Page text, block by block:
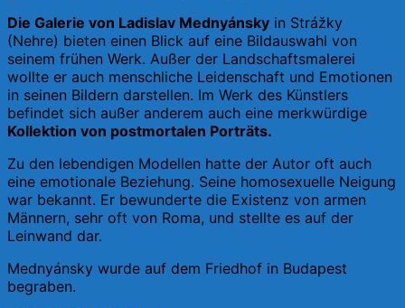
Die Galerie von Ladislav Mednyánsky in Strážky
(Nehre) bieten einen Blick auf eine Bildauswahl von
seinem frühen Werk. Außer der Landschaftsmalerei
wollte er auch menschliche Leidenschaft und Emotionen
in seinen Bildern darstellen. Im Werk des Künstlers
befindet sich außer anderem auch eine merkwürdige
Kollektion von postmortalen Porträts.
Zu den lebendigen Modellen hatte der Autor oft auch
eine emotionale Beziehung. Seine homosexuelle Neigung
war bekannt. Er bewunderte die Existenz von armen
Männern, sehr oft von Roma, und stellte es auf der
Leinwand dar.
Mednyánsky wurde auf dem Friedhof in Budapest
begraben.